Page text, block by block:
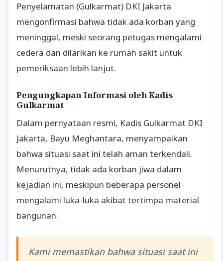
Penyelamatan (Gulkarmat) DKI Jakarta
mengonfirmasi bahwa tidak ada korban yang
meninggal, meski seorang petugas mengalami
cedera dan dilarikan ke rumah sakit untuk
pemeriksaan lebih lanjut.
Pengungkapan Informasi oleh Kadis
Gulkarmat
Dalam pernyataan resmi, Kadis Gulkarmat DKI
Jakarta, Bayu Meghantara, menyampaikan
bahwa situasi saat ini telah aman terkendali.
Menurutnya, tidak ada korban jiwa dalam
kejadian ini, meskipun beberapa personel
mengalami luka-luka akibat tertimpa material
bangunan.
Kami memastikan bahwa situasi saat ini